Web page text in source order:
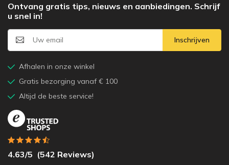
Ontvang gratis tips, nieuws en aanbiedingen. Schrijf
u snel in!
Inschrijven
Afhalen in onze winkel
Gratis bezorging vanaf € 100
Altijd de beste service!
4.63/5 (542 Reviews)